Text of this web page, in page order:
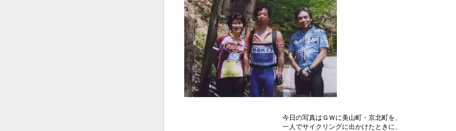
今日の写真はＧＷに美山町・京北町を、
一人でサイクリングに出かけたときに、